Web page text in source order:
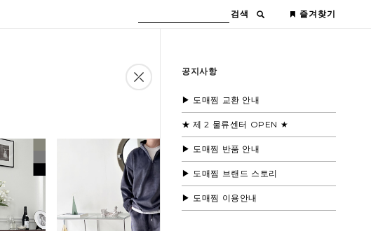
검색 즐겨찾기
공지사항
▶ 도매찜 교환 안내
★ 제 2 물류센터 OPEN ★
▶ 도매찜 반품 안내
▶ 도매찜 브랜드 스토리
▶ 도매찜 이용안내